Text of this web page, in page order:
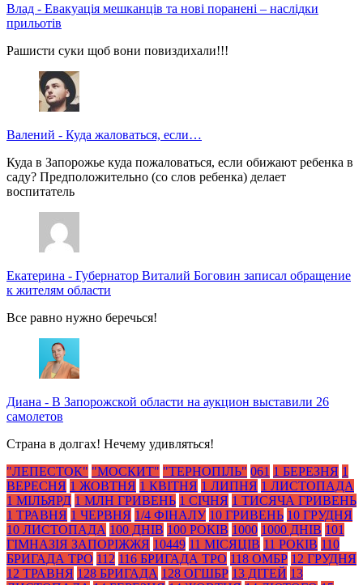
Влад - Евакуація мешканців та нові поранені – наслідки
прильотів
Рашисти суки щоб вони повиздихали!!!
Валений - Куда жаловаться, если…
Куда в Запорожье куда пожаловаться, если обижают ребенка в
саду? Предположительно (со слов ребенка) делает
воспитатель
Екатерина - Губернатор Виталий Боговин записал обращение
к жителям области
Все равно нужно беречься!
Диана - В Запорожской области на аукцион выставили 26
самолетов
Страна в долгах! Нечему удивляться!
"ЛЕПЕСТОК" "МОСКИТ" "ТЕРНОПІЛЬ" 061 1 БЕРЕЗНЯ 1
ВЕРЕСНЯ 1 ЖОВТНЯ 1 КВІТНЯ 1 ЛИПНЯ 1 ЛИСТОПАДА
1 МІЛЬЯРД 1 МЛН ГРИВЕНЬ 1 СІЧНЯ 1 ТИСЯЧА ГРИВЕНЬ
1 ТРАВНЯ 1 ЧЕРВНЯ 1/4 ФІНАЛУ 10 ГРИВЕНЬ 10 ГРУДНЯ
10 ЛИСТОПАДА 100 ДНІВ 100 РОКІВ 1000 1000 ДНІВ 101
ГІМНАЗІЯ ЗАПОРІЖЖЯ 10449 11 МІСЯЦІВ 11 РОКІВ 110
БРИГАДА ТРО 112 116 БРИГАДА ТРО 118 ОМБР 12 ГРУДНЯ
12 ТРАВНЯ 128 БРИГАДА 128 ОГШБР 13 ДІТЕЙ 13